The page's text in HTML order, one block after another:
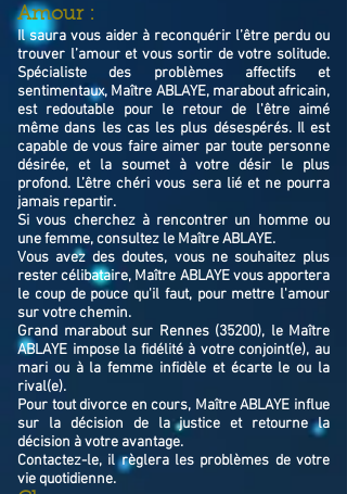
​Amour :
Il saura vous aider à reconquérir l’être perdu ou
trouver l’amour et vous sortir de votre solitude.
Spécialiste des problèmes affectifs et
sentimentaux, Maître ABLAYE, marabout africain,
est redoutable pour le retour de l'être aimé
même dans les cas les plus désespérés. Il est
capable de vous faire aimer par toute personne
désirée, et la soumet à votre désir le plus
profond. L’être chéri vous sera lié et ne pourra
jamais repartir.
Si vous cherchez à rencontrer un homme ou
une femme, consultez le Maître ABLAYE.
Vous avez des doutes, vous ne souhaitez plus
rester célibataire, Maître ABLAYE vous apportera
le coup de pouce qu'il faut, pour mettre l'amour
sur votre chemin.
Grand marabout sur Rennes (35200), le Maître
ABLAYE impose la fidélité à votre conjoint(e), au
mari ou à la femme infidèle et écarte le ou la
rival(e).
Pour tout divorce en cours, Maître ABLAYE influe
sur la décision de la justice et retourne la
décision à votre avantage.
Contactez-le, il règlera les problèmes de votre
vie quotidienne.